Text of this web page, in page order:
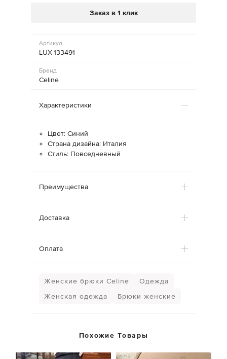
Заказ в 1 клик
Артикул
LUX-133491
Бренд
Celine
Характеристики
Цвет: Синий
Страна дизайна: Италия
Стиль: Повседневный
Преимущества
Доставка
Оплата
Женские брюки Celine
Одежда
Женская одежда
Брюки женские
Похожие Товары